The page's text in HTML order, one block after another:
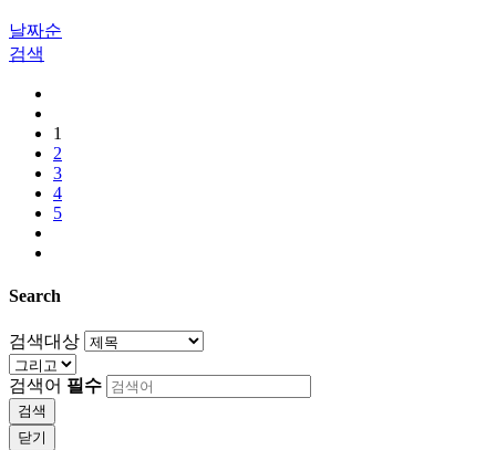
날짜순
검색
1
2
3
4
5
Search
검색대상
검색어 필수
검색
닫기